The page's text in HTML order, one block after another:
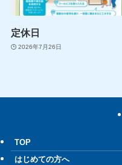
定休日
2026年7月26日
TOP
はじめての方へ